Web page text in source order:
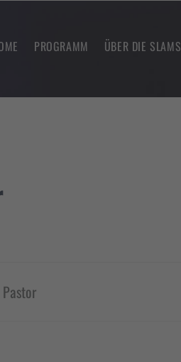
PROGRAMM ÜBER DIE SLAMS